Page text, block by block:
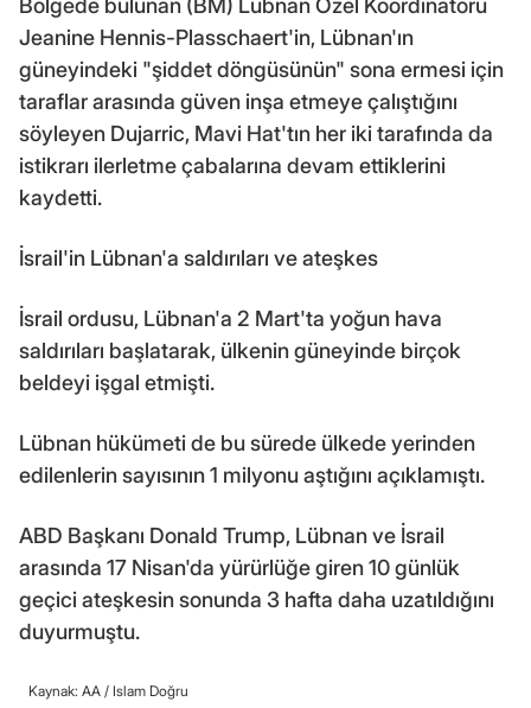
Bölgede bulunan (BM) Lübnan Özel Koordinatörü
Jeanine Hennis-Plasschaert'in, Lübnan'ın
güneyindeki "şiddet döngüsünün" sona ermesi için
taraflar arasında güven inşa etmeye çalıştığını
söyleyen Dujarric, Mavi Hat'tın her iki tarafında da
istikrarı ilerletme çabalarına devam ettiklerini
kaydetti.
İsrail'in Lübnan'a saldırıları ve ateşkes
İsrail ordusu, Lübnan'a 2 Mart'ta yoğun hava
saldırıları başlatarak, ülkenin güneyinde birçok
beldeyi işgal etmişti.
Lübnan hükümeti de bu sürede ülkede yerinden
edilenlerin sayısının 1 milyonu aştığını açıklamıştı.
ABD Başkanı Donald Trump, Lübnan ve İsrail
arasında 17 Nisan'da yürürlüğe giren 10 günlük
geçici ateşkesin sonunda 3 hafta daha uzatıldığını
duyurmuştu.
Kaynak: AA / Islam Doğru